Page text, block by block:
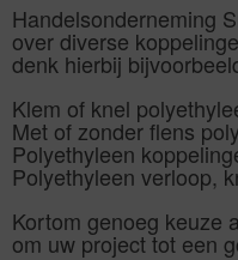
Handelsonderneming
over diverse
denk hierbij
Klem of knel
Met of zonder flens
Polyethyleen
Polyethyleen verloop,
Kortom genoeg keuze
om uw project tot een